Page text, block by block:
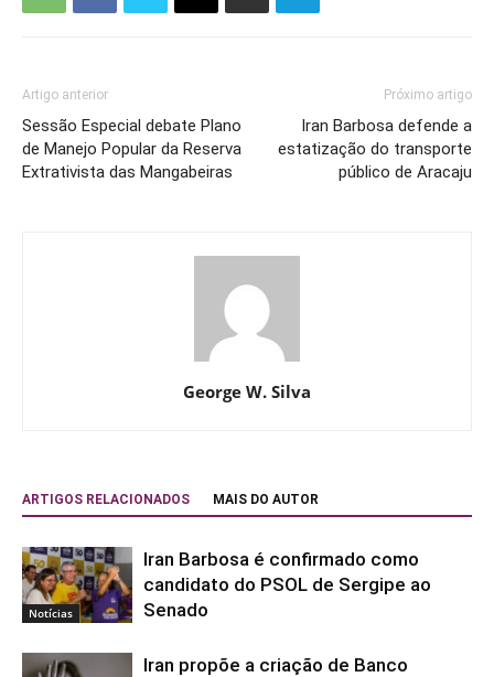
Artigo anterior
Sessão Especial debate Plano
de Manejo Popular da Reserva
Extrativista das Mangabeiras
Próximo artigo
Iran Barbosa defende a
estatização do transporte
público de Aracaju
George W. Silva
ARTIGOS RELACIONADOS MAIS DO AUTOR
Notícias
Iran Barbosa é confirmado como
candidato do PSOL de Sergipe ao
Senado
Iran propõe a criação de Banco